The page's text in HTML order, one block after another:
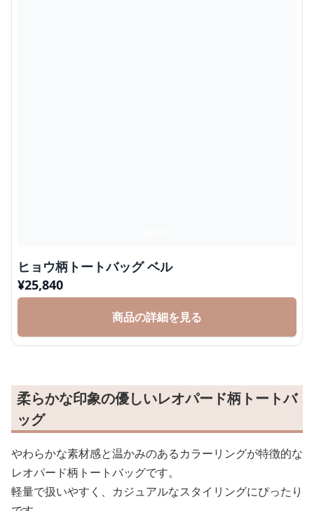
ヒョウ柄トートバッグ ベル
¥25,840
商品の詳細を見る
柔らかな印象の優しいレオパード柄トートバ
ッグ
やわらかな素材感と温かみのあるカラーリングが特徴的な
レオパード柄トートバッグです。
軽量で扱いやすく、カジュアルなスタイリングにぴったり